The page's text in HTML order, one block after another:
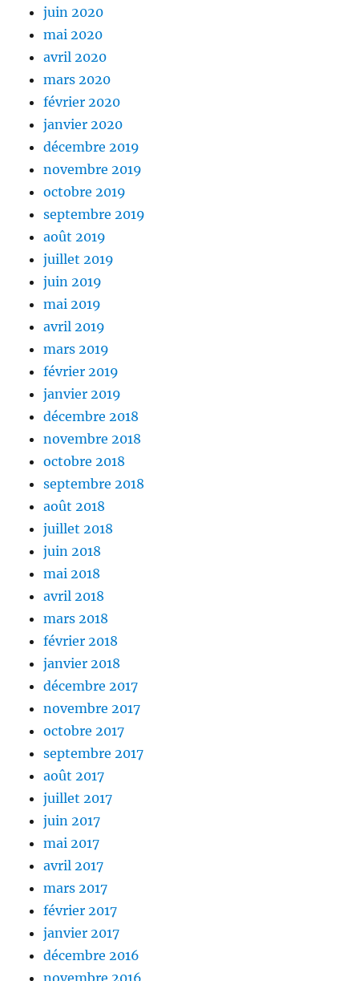
juin 2020
mai 2020
avril 2020
mars 2020
février 2020
janvier 2020
décembre 2019
novembre 2019
octobre 2019
septembre 2019
août 2019
juillet 2019
juin 2019
mai 2019
avril 2019
mars 2019
février 2019
janvier 2019
décembre 2018
novembre 2018
octobre 2018
septembre 2018
août 2018
juillet 2018
juin 2018
mai 2018
avril 2018
mars 2018
février 2018
janvier 2018
décembre 2017
novembre 2017
octobre 2017
septembre 2017
août 2017
juillet 2017
juin 2017
mai 2017
avril 2017
mars 2017
février 2017
janvier 2017
décembre 2016
novembre 2016